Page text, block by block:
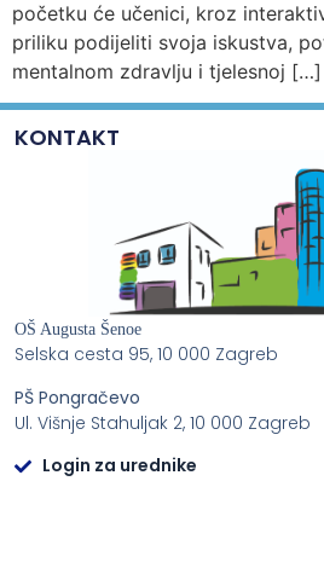
početku će učenici, kroz
priliku podijeliti svoja iskustva,
mentalnom zdravlju i tjelesnoj […]
KONTAKT
OŠ Augusta Šenoe
Selska cesta 95, 10 000 Zagreb
PŠ Pongračevo
Ul. Višnje Stahuljak 2, 10 000 Zagreb
Login za urednike